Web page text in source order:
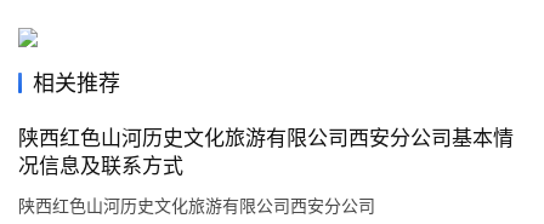
城
市
相关推荐
陕西红色山河历史文化旅游有限公司西安分公司基本情
况信息及联系方式
陕西红色山河历史文化旅游有限公司西安分公司